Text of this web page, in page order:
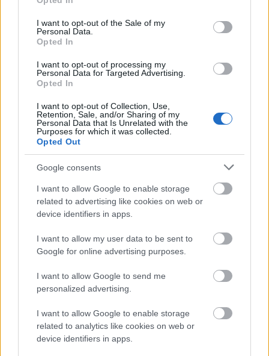
use your data for below specified purposes in below Google
consent section.
I want to opt-out of the Sale of my
Personal Data.
Opted In
I want to opt-out of processing my
Personal Data for Targeted Advertising.
Opted In
I want to opt-out of Collection, Use,
Retention, Sale, and/or Sharing of my
Personal Data that Is Unrelated with the
Purposes for which it was collected.
Opted Out
Google consents
I want to allow Google to enable storage
related to advertising like cookies on web or
device identifiers in apps.
I want to allow my user data to be sent to
Google for online advertising purposes.
I want to allow Google to send me
personalized advertising.
I want to allow Google to enable storage
related to analytics like cookies on web or
device identifiers in apps.
„Csonka évadot zárni nem felemelő
érzés"
mtothorsi•2020. július 15.
Megtartotta évadzáró társulati ülését a Tomcsa
Sándor Színház. A világjárvány próbára tette az